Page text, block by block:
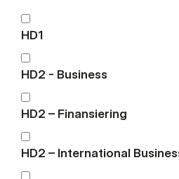
HD1
HD2 - Business
HD2 – Finansiering
HD2 – International